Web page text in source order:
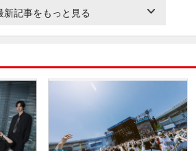
新記事をもっと見る